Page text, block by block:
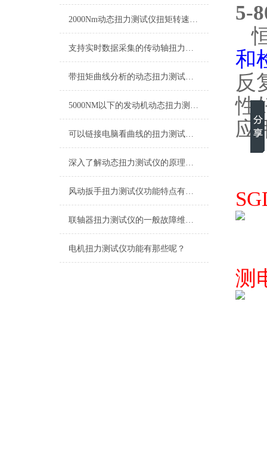
2000Nm动态扭力测试仪扭矩转速同步测量
支持实时数据采集的传动轴扭力测试仪,动态扭矩测试仪传动轴专用
带扭矩曲线分析的动态扭力测试仪 实时传输动态扭力检测仪厂家
5000NM以下的发动机动态扭力测试仪 发动机扭力转速功率测量仪带数据记录
可以链接电脑看曲线的扭力测试仪,可以直观的看数据的测电机扭力测试仪
深入了解动态扭力测试仪的原理与应用
风动扳手扭力测试仪功能特点有哪些？
联轴器扭力测试仪的一般故障维修与处理
电机扭力测试仪功能有那些呢？
5-
和
反
性
应
测